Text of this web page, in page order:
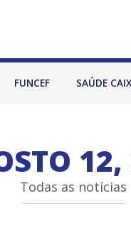
FUNCEF SAÚDE
Todas as notícias